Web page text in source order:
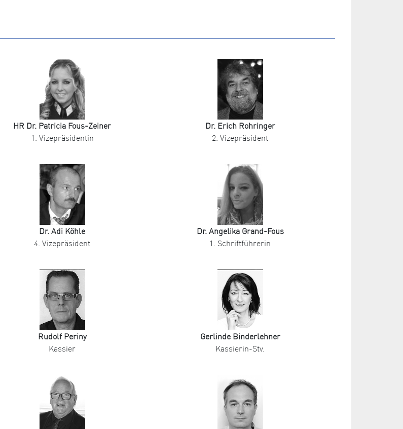
HR Dr. Patricia Fous-Zeiner
1. Vizepräsidentin
Dr. Erich Rohringer
2. Vizepräsident
Dr. Adi Köhle
4. Vizepräsident
Dr. Angelika Grand-Fous
1. Schriftführerin
Rudolf Periny
Kassier
Gerlinde Binderlehner
Kassierin-Stv.